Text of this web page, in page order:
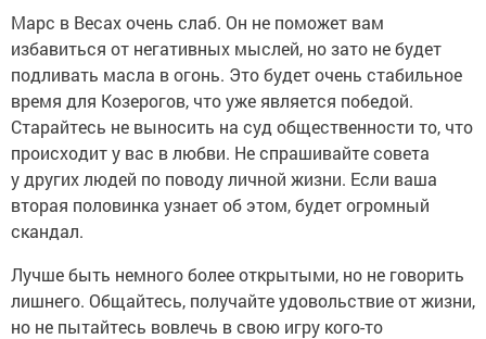
Марс в Весах очень слаб. Он не поможет вам
избавиться от негативных мыслей, но зато не будет
подливать масла в огонь. Это будет очень стабильное
время для Козерогов, что уже является победой.
Старайтесь не выносить на суд общественности то, что
происходит у вас в любви. Не спрашивайте совета
у других людей по поводу личной жизни. Если ваша
вторая половинка узнает об этом, будет огромный
скандал.
Лучше быть немного более открытыми, но не говорить
лишнего. Общайтесь, получайте удовольствие от жизни,
но не пытайтесь вовлечь в свою игру кого-то